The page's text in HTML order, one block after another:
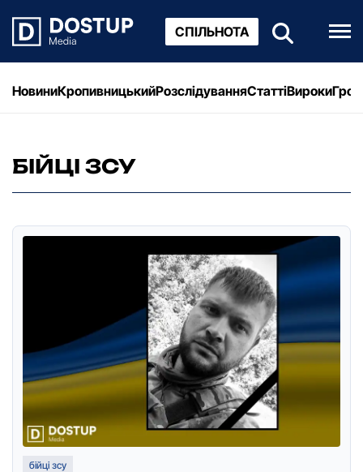
СПІЛЬНОТА
НовиниКропивницькийРозслідуванняСтаттіВироки
БІЙЦІ ЗСУ
бійці зсу